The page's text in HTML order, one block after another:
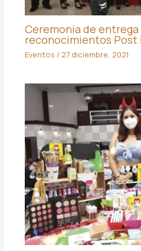
Ceremonia de entrega
reconocimientos Post
Eventos / 27 diciembre, 2021